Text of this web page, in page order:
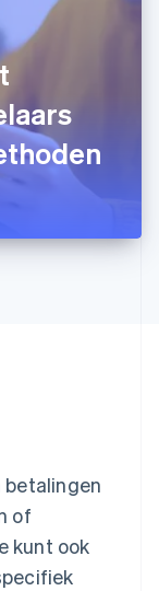
betalingen
of
kunt ook